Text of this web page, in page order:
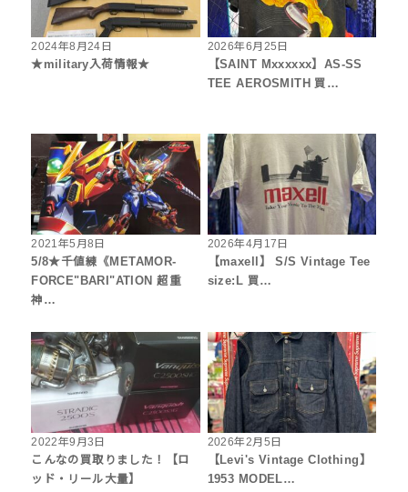
2024年8月24日
★military入荷情報★
2026年6月25日
【SAINT Mxxxxxx】AS-SS
TEE AEROSMITH 買…
2021年5月8日
5/8★千値練《METAMOR-
FORCE"BARI"ATION 超重
神…
2026年4月17日
【maxell】 S/S Vintage Tee
size:L 買…
2022年9月3日
こんなの買取りました！【ロ
ッド・リール大量】
2026年2月5日
【Levi's Vintage Clothing】
1953 MODEL…